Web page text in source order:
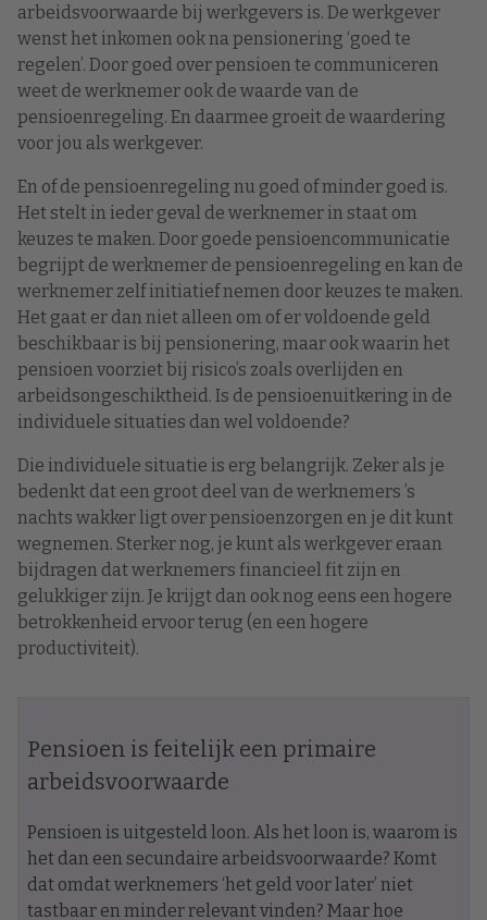
arbeidsvoorwaarde bij werkgevers is. De werkgever
wenst het inkomen ook na pensionering ‘goed te
regelen’. Door goed over pensioen te communiceren
weet de werknemer ook de waarde van de
pensioenregeling. En daarmee groeit de waardering
voor jou als werkgever.
En of de pensioenregeling nu goed of minder goed is.
Het stelt in ieder geval de werknemer in staat om
keuzes te maken. Door goede pensioencommunicatie
begrijpt de werknemer de pensioenregeling en kan de
werknemer zelf initiatief nemen door keuzes te maken.
Het gaat er dan niet alleen om of er voldoende geld
beschikbaar is bij pensionering, maar ook waarin het
pensioen voorziet bij risico’s zoals overlijden en
arbeidsongeschiktheid. Is de pensioenuitkering in de
individuele situaties dan wel voldoende?
Die individuele situatie is erg belangrijk. Zeker als je
bedenkt dat een groot deel van de werknemers ’s
nachts wakker ligt over pensioenzorgen en je dit kunt
wegnemen. Sterker nog, je kunt als werkgever eraan
bijdragen dat werknemers financieel fit zijn en
gelukkiger zijn. Je krijgt dan ook nog eens een hogere
betrokkenheid ervoor terug (en een hogere
productiviteit).
Pensioen is feitelijk een primaire
arbeidsvoorwaarde
Pensioen is uitgesteld loon. Als het loon is, waarom is
het dan een secundaire arbeidsvoorwaarde? Komt
dat omdat werknemers ‘het geld voor later’ niet
tastbaar en minder relevant vinden? Maar hoe